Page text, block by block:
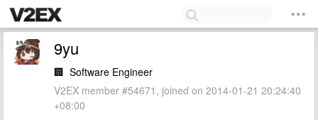
9yu
🏢 Software Engineer
V2EX member #54671, joined on 2014-01-21 20:24:40
+08:00